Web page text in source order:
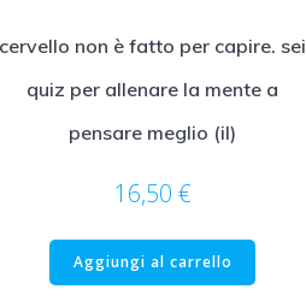
cervello non è fatto per capire. sei
quiz per allenare la mente a
pensare meglio (il)
16,50 €
Aggiungi al carrello